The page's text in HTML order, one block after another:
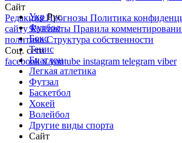
Сайт
РедакцияПрогнозы Политика
сайтуКонтакты Правила
политикаСтруктура собственности
Соц. сети
facebookxyoutube instagram telegram viber
УкрРус
Футбол
Бокс
Тенис
Биатлон
Легкая атлетика
Футзал
Баскетбол
Хокей
Волейбол
Другие виды спорта
Сайт